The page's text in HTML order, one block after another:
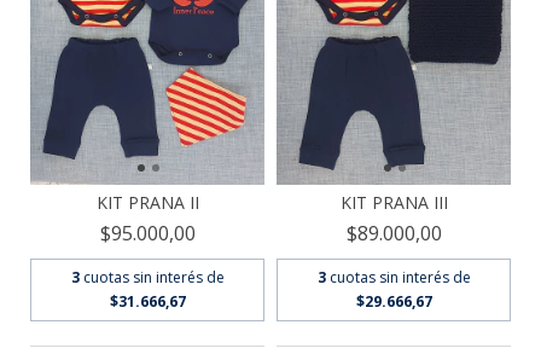
KIT PRANA II
$95.000,00
3 cuotas sin interés de
$31.666,67
KIT PRANA III
$89.000,00
3 cuotas sin interés de
$29.666,67